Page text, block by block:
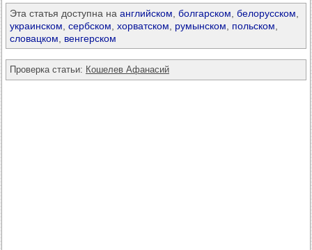
Эта статья доступна на английском болгарском белорусском
украинском сербском хорватском румынском польском
словацком
венгерском
Проверка статьи: Кошелев Афанасий